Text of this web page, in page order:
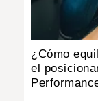
¿Cómo
el